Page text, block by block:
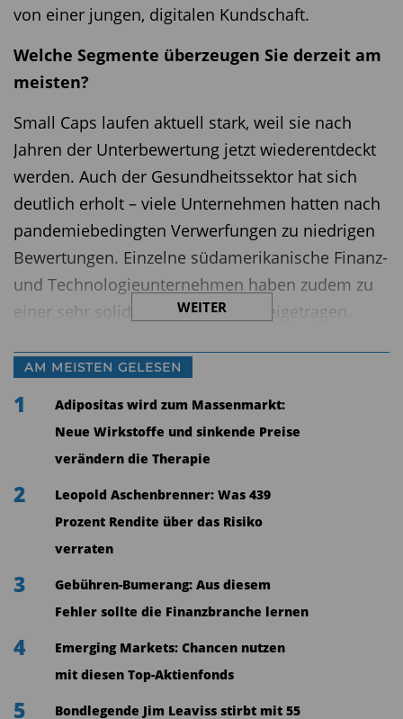
von einer jungen, digitalen Kundschaft.
Welche Segmente überzeugen Sie derzeit am
meisten?
Small Caps laufen aktuell stark, weil sie nach
Jahren der Unterbewertung jetzt wiederentdeckt
werden. Auch der Gesundheitssektor hat sich
deutlich erholt – viele Unternehmen hatten nach
pandemiebedingten Verwerfungen zu niedrigen
Bewertungen. Einzelne südamerikanische Finanz-
und Technologieunternehmen haben zudem zu
einer sehr soliden Performance beigetragen.
Turbulenzen auch Gold: In einem unserer Fonds
ist es ein wichtiger Stabilitätsanker und hat
Sie sprechen von Unsicherheit – wo sehen Sie
die größten Risiken für die globalen Märkte?
Das Hauptrisiko liegt in einem Bereich, den viele
Anleger kaum im Blick haben: dem privaten
Kreditmarkt, also Private Debt. Dort werden
große Transaktionen außerhalb des klassischen
WEITER
AM MEISTEN GELESEN
1
Adipositas wird zum Massenmarkt:
Neue Wirkstoffe und sinkende Preise
verändern die Therapie
2
Leopold Aschenbrenner: Was 439
Prozent Rendite über das Risiko
verraten
3
Gebühren-Bumerang: Aus diesem
Fehler sollte die Finanzbranche lernen
4
Emerging Markets: Chancen nutzen
mit diesen Top-Aktienfonds
5
Bondlegende Jim Leaviss stirbt mit 55